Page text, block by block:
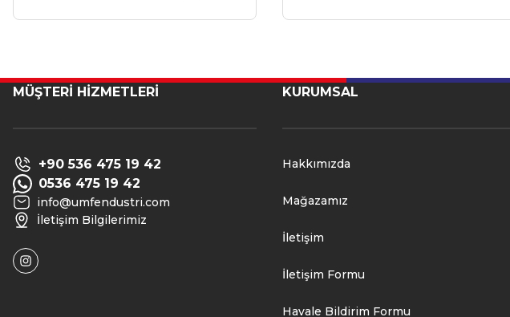
MÜŞTERİ HİZMETLERİ
+90 536 475 19 42
0536 475 19 42
info@umfendustri.com
İletişim Bilgilerimiz
KURUMSAL
Hakkımızda
Mağazamız
İletişim
İletişim Formu
Havale Bildirim Formu